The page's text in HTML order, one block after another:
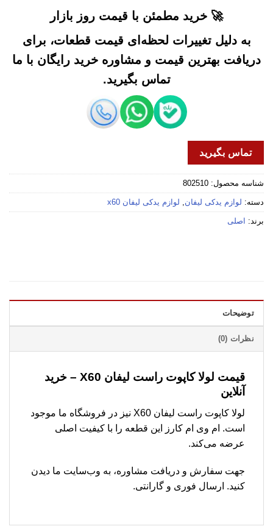
🚀 خرید مطمئن با قیمت روز بازار
به دلیل تغییرات لحظه‌ای قیمت قطعات، برای
دریافت بهترین قیمت و مشاوره خرید رایگان با ما
تماس بگیرید.
تماس بگیرید
شناسه محصول: 802510
دسته: لوازم یدکی لیفان, لوازم یدکی لیفان x60
برند: اصلی
توضیحات
نظرات (0)
قیمت لولا کاپوت راست لیفان X60 – خرید
آنلاین
لولا کاپوت راست لیفان X60 نیز در فروشگاه ما موجود
است. ام وی ام کارز این قطعه را با کیفیت اصلی
عرضه می‌کند.
جهت سفارش و دریافت مشاوره، به وب‌سایت ما دیدن
کنید. ارسال فوری و گارانتی.